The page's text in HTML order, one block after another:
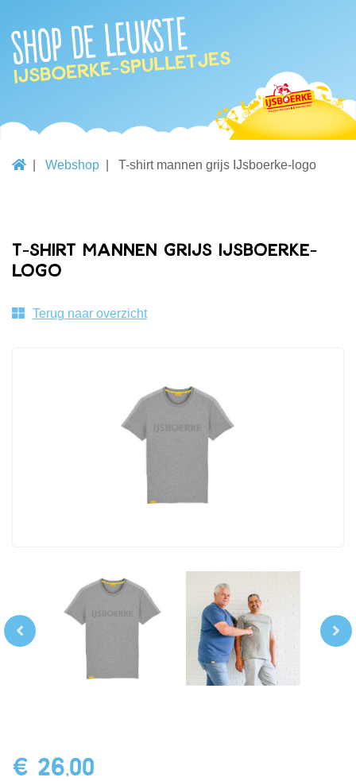
Shop de leukste
IJsboerke-spulletjes
Webshop T-shirt mannen grijs IJsboerke-logo
T-shirt mannen grijs IJsboerke-
logo
Terug naar overzicht
€ 26,00